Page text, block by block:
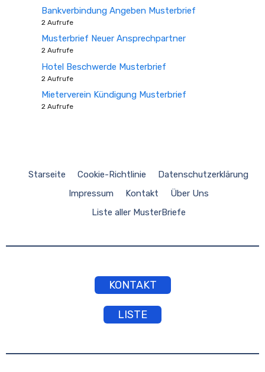
Bankverbindung Angeben Musterbrief
2 Aufrufe
Musterbrief Neuer Ansprechpartner
2 Aufrufe
Hotel Beschwerde Musterbrief
2 Aufrufe
Mieterverein Kündigung Musterbrief
2 Aufrufe
Starseite Cookie-Richtlinie
Datenschutzerklärung
Impressum
Kontakt
Über Uns
Liste aller MusterBriefe
KONTAKT
LISTE